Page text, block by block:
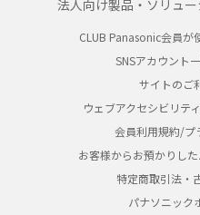
法人向け製品・ソリュ
CLUB Panasonic会員
SNSアカウント
サイトのご
ウェブアクセシビリテ
会員利用規約/プ
お客様からお預かりし
特定商取引法・
パナソニック